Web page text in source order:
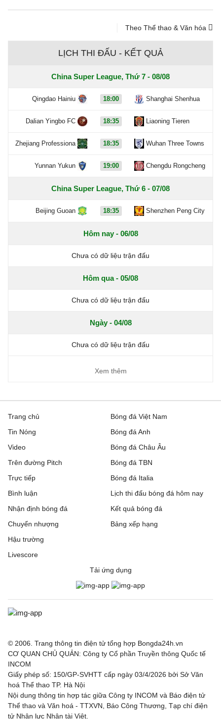
Theo Thể thao & Văn hóa
LỊCH THI ĐẤU - KẾT QUẢ
China Super League, Thứ 7 - 08/08
Qingdao Hainiu 18:00 Shanghai Shenhua
Dalian Yingbo FC 18:35 Liaoning Tieren
Zhejiang Professiona 18:35 Wuhan Three Towns
Yunnan Yukun 19:00 Chengdu Rongcheng
China Super League, Thứ 6 - 07/08
Beijing Guoan 18:35 Shenzhen Peng City
Hôm nay - 06/08
Chưa có dữ liệu trận đấu
Hôm qua - 05/08
Chưa có dữ liệu trận đấu
Ngày - 04/08
Chưa có dữ liệu trận đấu
Xem thêm
Trang chủ
Tin Nóng
Video
Trên đường Pitch
Trực tiếp
Bóng đá Việt Nam
Bóng đá Anh
Bóng đá Châu Âu
Bóng đá TBN
Bóng đá Italia
Bình luận
Nhận định bóng đá
Chuyển nhượng
Hậu trường
Livescore
Lịch thi đấu bóng đá hôm nay
Kết quả bóng đá
Bảng xếp hạng
Tải ứng dụng
© 2006. Trang thông tin điện tử tổng hợp Bongda24h.vn
CƠ QUAN CHỦ QUẢN: Công ty Cổ phần Truyền thông Quốc tế
INCOM
Giấy phép số: 150/GP-SVHTT cấp ngày 03/4/2026 bởi Sở Văn
hoá Thể thao TP. Hà Nội
Nội dung thông tin hợp tác giữa Công ty INCOM và Báo điện tử
Thể thao và Văn hoá - TTXVN, Báo Công Thương, Tạp chí điện
tử Nhân lực Nhân tài Việt.